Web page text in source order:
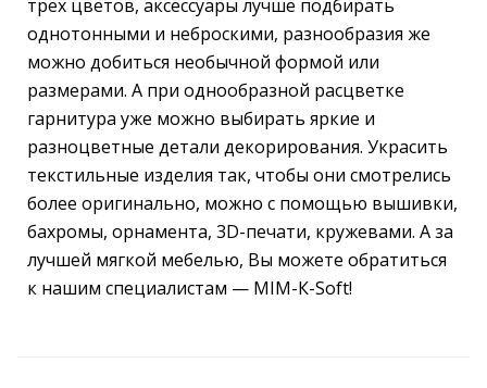
трёх цветов, аксессуары лучше подбирать
однотонными и неброскими, разнообразия же
можно добиться необычной формой или
размерами. А при однообразной расцветке
гарнитура уже можно выбирать яркие и
разноцветные детали декорирования. Украсить
текстильные изделия так, чтобы они смотрелись
более оригинально, можно с помощью вышивки,
бахромы, орнамента, 3D-печати, кружевами. А за
лучшей мягкой мебелью, Вы можете обратиться
к нашим специалистам — МIМ-К-Soft!